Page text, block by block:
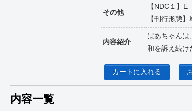
その他
【NDC１】
【刊行形態
内容紹介
ばあちゃん
和を訴え続け
カートに入れる
内容一覧